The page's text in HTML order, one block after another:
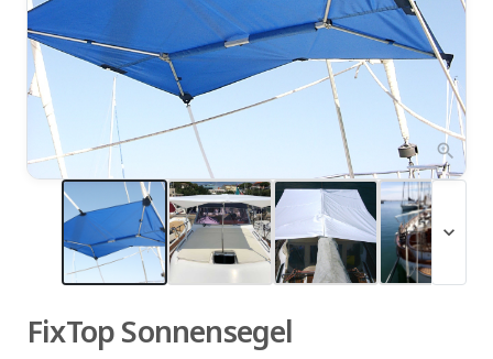
expand_more
zoom_in
FixTop Sonnensegel